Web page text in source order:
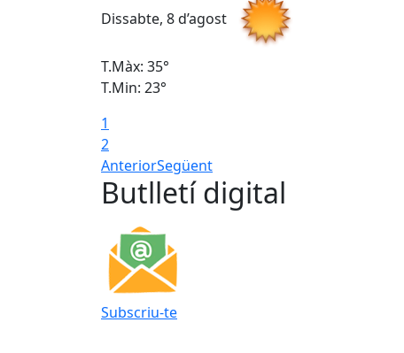
Dissabte, 8 d’agost
T.Màx: 35°
T.Min: 23°
1
2
AnteriorSegüent
Butlletí digital
Subscriu-te